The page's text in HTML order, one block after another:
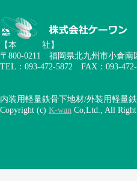
【本 社】
〒800-0211 福岡県北九州市小倉南
TEL：093-472-5872 FAX：093-
内装用軽量鉄骨下地材/外装用軽量
Copyright (c) K-wan Co,Ltd., All Right